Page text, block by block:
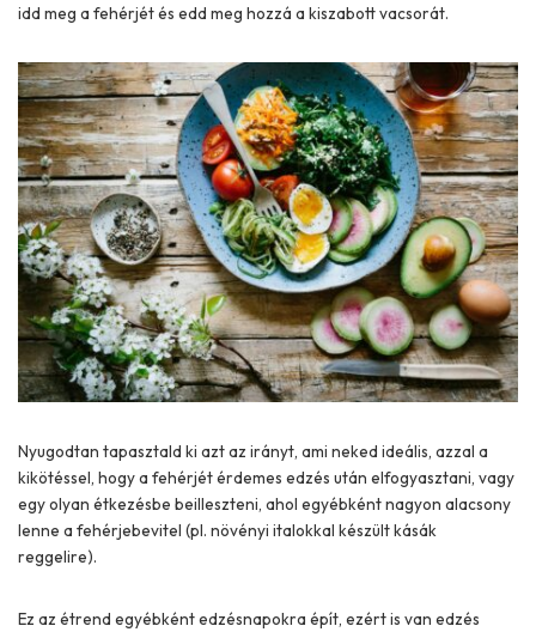
idd meg a fehérjét és edd meg hozzá a kiszabott vacsorát.
Nyugodtan tapasztald ki azt az irányt, ami neked ideális, azzal a
kikötéssel, hogy a fehérjét érdemes edzés után elfogyasztani, vagy
egy olyan étkezésbe beilleszteni, ahol egyébként nagyon alacsony
lenne a fehérjebevitel (pl. növényi italokkal készült kásák
reggelire).
Ez az étrend egyébként edzésnapokra épít, ezért is van edzés